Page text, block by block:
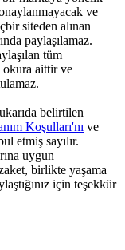
ve
siteden alınan
paylaşılamaz.
tüm
okura aittir ve
belirtilen
Koşulları'nı ve
etmiş sayılır.
uygun
birlikte yaşama
için teşekkür